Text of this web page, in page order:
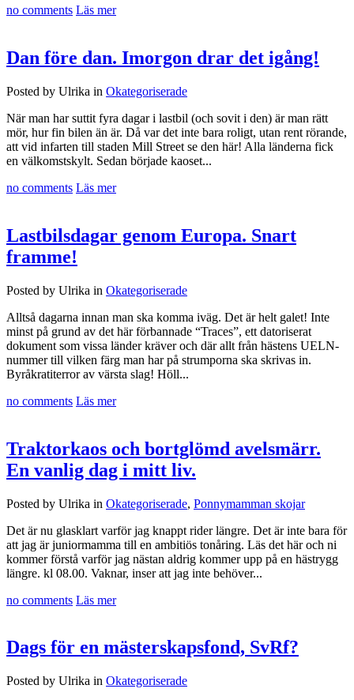
no comments Läs mer
Dan före dan. Imorgon drar det igång!
Posted by Ulrika in Okategoriserade
När man har suttit fyra dagar i lastbil (och sovit i den) är man rätt
mör, hur fin bilen än är. Då var det inte bara roligt, utan rent rörande,
att vid infarten till staden Mill Street se den här! Alla länderna fick
en välkomstskylt. Sedan började kaoset...
no comments Läs mer
Lastbilsdagar genom Europa. Snart
framme!
Posted by Ulrika in Okategoriserade
Alltså dagarna innan man ska komma iväg. Det är helt galet! Inte
minst på grund av det här förbannade “Traces”, ett datoriserat
dokument som vissa länder kräver och där allt från hästens UELN-
nummer till vilken färg man har på strumporna ska skrivas in.
Byråkratiterror av värsta slag! Höll...
no comments Läs mer
Traktorkaos och bortglömd avelsmärr.
En vanlig dag i mitt liv.
Posted by Ulrika in Okategoriserade, Ponnymamman skojar
Det är nu glasklart varför jag knappt rider längre. Det är inte bara för
att jag är juniormamma till en ambitiös tonåring. Läs det här och ni
kommer förstå varför jag nästan aldrig kommer upp på en hästrygg
längre. kl 08.00. Vaknar, inser att jag inte behöver...
no comments Läs mer
Dags för en mästerskapsfond, SvRf?
Posted by Ulrika in Okategoriserade